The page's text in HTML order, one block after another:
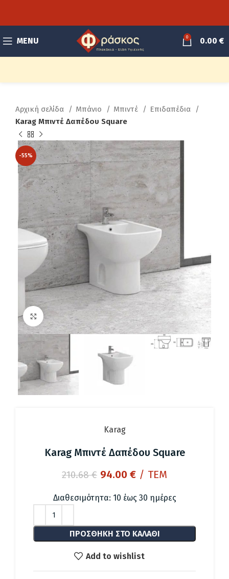
MENU 0 0.00€
Αρχική σελίδα Μπάνιο Μπιντέ
Επιδαπέδια
Karag Μπιντέ Δαπέδου Square
-55%
Click to enlarge
Karag
Karag Μπιντέ Δαπέδου Square
210.68€ Original
was:
94.00 €Η
τιμή
94.00 €.
/ ΤΕΜ
Διαθεσιμότητα: 10 έως 30 ημέρες
ΠΡΟΣΘΉΚΗ ΣΤΟ ΚΑΛΆΘΙ
Add to wishlist